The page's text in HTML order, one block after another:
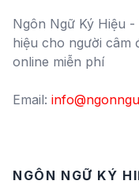
Ngôn Ngữ Ký Hiệu
hiệu cho người câm
online miễn phí
Email:
NGÔN NGỮ KÝ